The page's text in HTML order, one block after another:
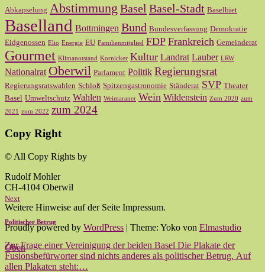
Abkapselung Abstimmung Basel Basel-Stadt Baselbiet
Baselland Bottmingen Bund Bundesverfassung Demokratie
Eidgenossen Elio Energie EU Familienmitglied FDP Frankreich Gemeinderat
Gourmet Klimanotstand Kornicker Kultur Landrat Lauber LRW
Nationalrat Oberwil Parlament Politik Regierungsrat
Regierungsratswahlen Schloß Spitzengastronomie Ständerat SVP Theater
Basel Umweltschutz Wahlen Weimaraner Wein Wildenstein Zum 2020 zum
2021
zum 2022 zum 2024
Copy Right
© All Copy Rights by
Rudolf Mohler
CH-4104 Oberwil
Weitere Hinweise auf der Seite Impressum.
Proudly powered by WordPress | Theme: Yoko von Elmastudio
Oben
Next
Politischer Betrug
Zur Frage einer Vereinigung der beiden Basel Die Plakate der
Fusionsbefürworter sind nichts anderes als politischer Betrug. Auf
allen Plakaten steht:…